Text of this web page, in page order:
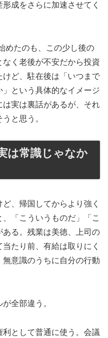
成をさらに加速させてく
めたのも、この少し後の
く老後が不安だから投資
けど、駐在後は「いつまで
という具体的なイメージ
実は裏話があるが、それ
と思う。
は常識じゃなか
、帰国してからより強く
「こういうものだ」「こ
ある。残業は美徳、上司の
たり前、有給は取りにく
意識のうちに自分の行動
全部違う。
として普通に使う。会議